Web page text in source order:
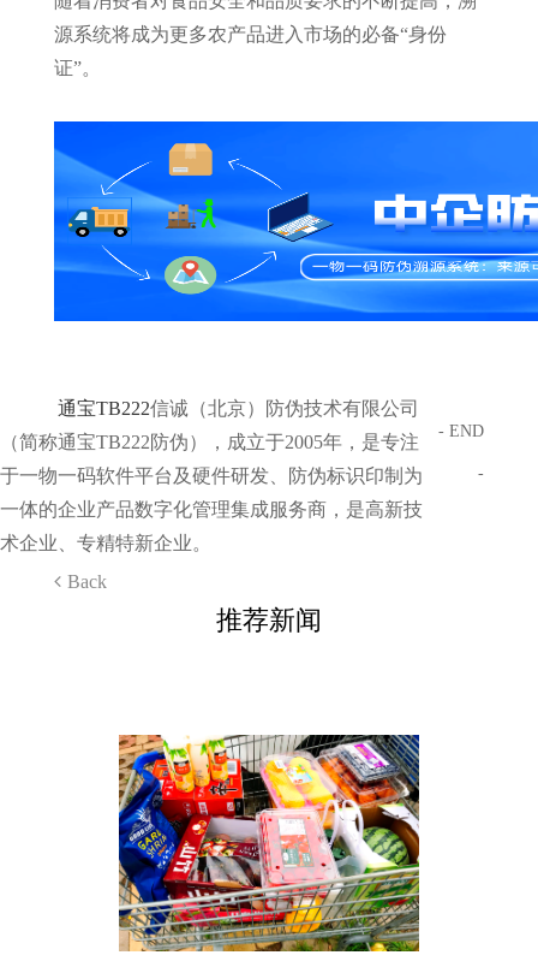
源系统将成为更多农产品进入市场的必备“身份
证”。
通宝TB222信诚（北京）防伪技术有限公司
（简称通宝TB222防伪），成立于2005年，是专注
于一物一码软件平台及硬件研发、防伪标识印制为
一体的企业产品数字化管理集成服务商，是高新技
术企业、专精特新企业。
Back
- END
-
推荐新闻